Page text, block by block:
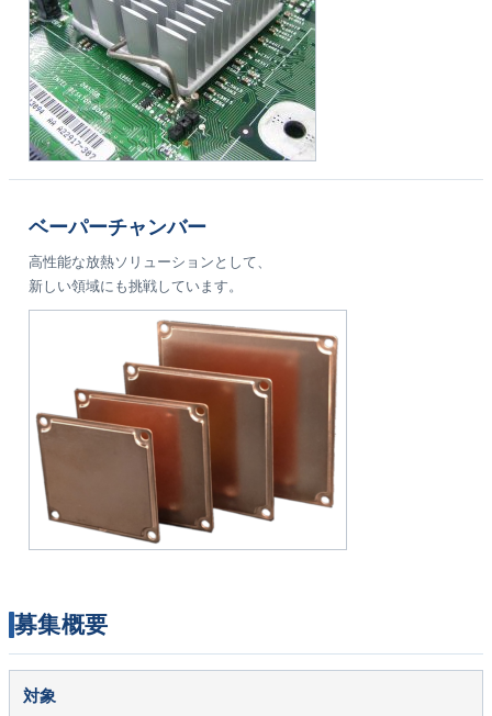
ベーパーチャンバー
高性能な放熱ソリューションとして、
新しい領域にも挑戦しています。
募集概要
対象